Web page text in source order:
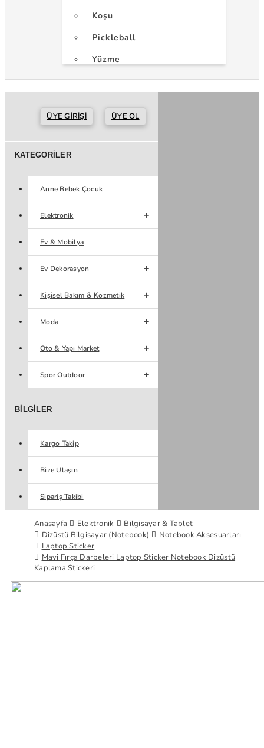
Koşu
Pickleball
Yüzme
ÜYE GIRIŞI ÜYE OL
KATEGORILER
Anne Bebek Çocuk
Elektronik
Ev & Mobilya
Ev Dekorasyon
Kişisel Bakım & Kozmetik
Moda
Oto & Yapı Market
Spor Outdoor
BILGILER
Kargo Takip
Bize Ulaşın
Sipariş Takibi
Anasayfa Elektronik
Bilgisayar & Tablet
Dizüstü Bilgisayar (Notebook)
Notebook Aksesuarları
Laptop Sticker
Mavi Fırça Darbeleri Laptop Sticker Notebook Dizüstü
Kaplama Stickeri